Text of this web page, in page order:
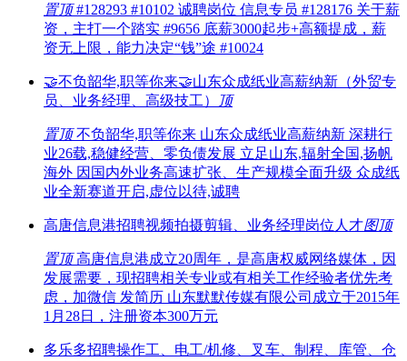
置顶#128293 #10102 诚聘岗位 信息专员 #128176 关于薪
资，主打一个踏实 #9656 底薪3000起步+高额提成，薪
资无上限，能力决定“钱”途 #10024
🤝不负韶华,职等你来🤝山东众成纸业高薪纳新（外贸专
员、业务经理、高级技工）
顶
置顶不负韶华,职等你来 山东众成纸业高薪纳新 深耕行
业26载,稳健经营、零负债发展 立足山东,辐射全国,扬帆
海外 因国内外业务高速扩张、生产规模全面升级 众成纸
业全新赛道开启,虚位以待,诚聘
高唐信息港招聘视频拍摄剪辑、业务经理岗位人才图顶
置顶高唐信息港成立20周年，是高唐权威网络媒体，因
发展需要，现招聘相关专业或有相关工作经验者优先考
虑，加微信 发简历 山东默默传媒有限公司成立于2015年
1月28日，注册资本300万元
多乐多招聘操作工、电工/机修、叉车、制程、库管、仓